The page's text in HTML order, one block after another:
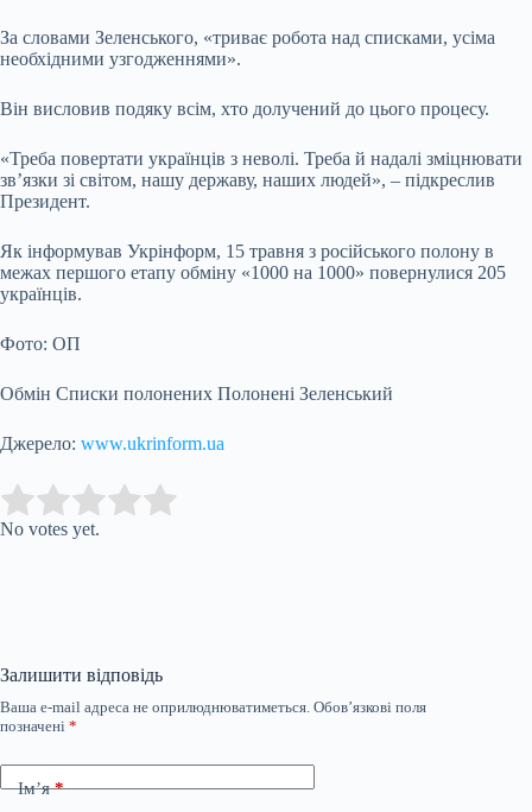
За словами Зеленського, «триває робота над списками, усіма
необхідними узгодженнями».
Він висловив подяку всім, хто долучений до цього процесу.
«Треба повертати українців з неволі. Треба й надалі зміцнювати
зв’язки зі світом, нашу державу, наших людей», – підкреслив
Президент.
Як інформував Укрінформ, 15 травня з російського полону в
межах першого етапу обміну «1000 на 1000» повернулися 205
українців.
Фото: ОП
Обмін Списки полонених Полонені Зеленський
Джерело: www.ukrinform.ua
Rate this item:
No votes yet.
Залишити відповідь
Ваша e-mail адреса не оприлюднюватиметься. Обов’язкові поля
позначені *
Ім’я*